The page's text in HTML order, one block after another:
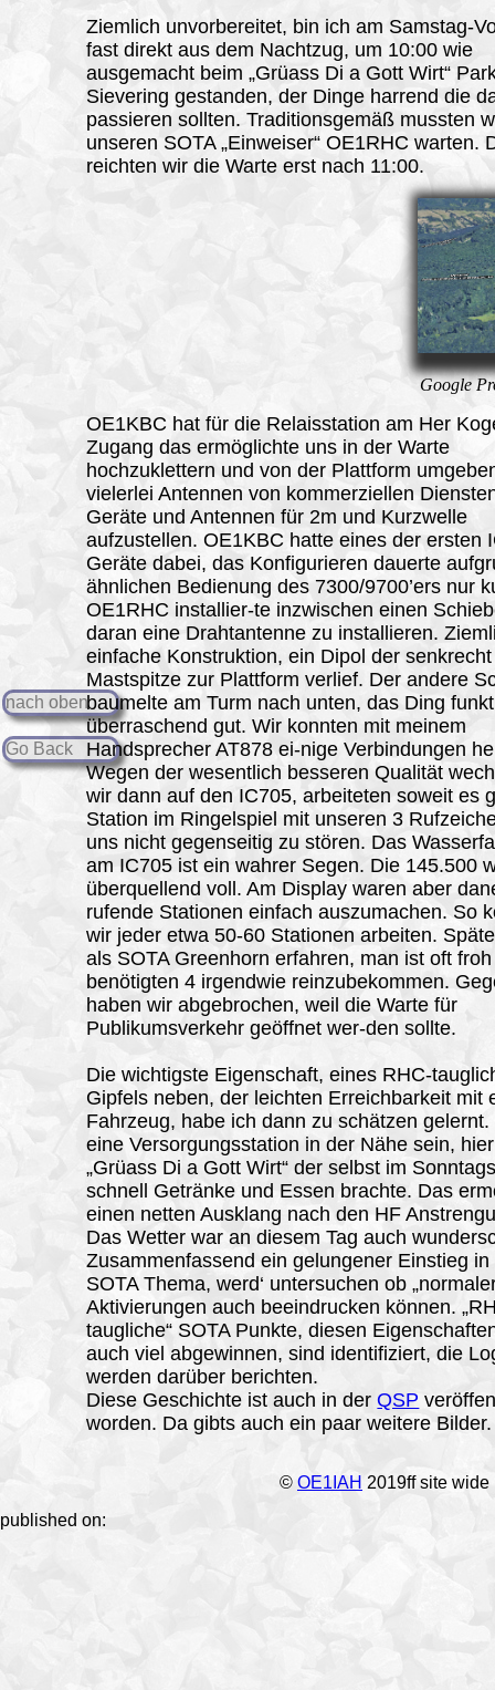
nach oben
Go Back
Ziemlich unvorbereitet, bin ich am Samstag-
fast direkt aus dem Nachtzug, um 10:00 wie
ausgemacht beim „Grüass Di a Gott Wirt“
Sievering gestanden, der Dinge harrend die
passieren sollten. Traditionsgemäß mussten
unseren SOTA „Einweiser“ OE1RHC warten.
reichten wir die Warte erst nach 11:00.
Google
OE1KBC hat für die Relaisstation am Her
Zugang das ermöglichte uns in der Warte
hochzuklettern und von der Plattform
vielerlei Antennen von kommerziellen
Geräte und Antennen für 2m und Kurzwelle
aufzustellen. OE1KBC hatte eines der ersten
Geräte dabei, das Konfigurieren dauerte
ähnlichen Bedienung des 7300/9700’ers nur
OE1RHC installier-te inzwischen einen
daran eine Drahtantenne zu installieren.
einfache Konstruktion, ein Dipol der
Mastspitze zur Plattform verlief. Der andere
baumelte am Turm nach unten, das Ding
überraschend gut. Wir konnten mit meinem
Handsprecher AT878 ei-nige Verbindungen
Wegen der wesentlich besseren Qualität
wir dann auf den IC705, arbeiteten soweit es
Station im Ringelspiel mit unseren 3
uns nicht gegenseitig zu stören. Das
am IC705 ist ein wahrer Segen. Die 145.500
überquellend voll. Am Display waren aber
rufende Stationen einfach auszumachen. So
wir jeder etwa 50-60 Stationen arbeiten.
als SOTA Greenhorn erfahren, man ist oft
benötigten 4 irgendwie reinzubekommen.
haben wir abgebrochen, weil die Warte für
Publikumsverkehr geöffnet wer-den sollte.
Die wichtigste Eigenschaft, eines RHC-
Gipfels neben, der leichten Erreichbarkeit mit
Fahrzeug, habe ich dann zu schätzen
eine Versorgungsstation in der Nähe sein,
„Grüass Di a Gott Wirt“ der selbst im
schnell Getränke und Essen brachte. Das
einen netten Ausklang nach den HF
Das Wetter war an diesem Tag auch
Zusammenfassend ein gelungener Einstieg in
SOTA Thema, werd‘ untersuchen ob
Aktivierungen auch beeindrucken können.
taugliche“ SOTA Punkte, diesen
auch viel abgewinnen, sind identifiziert, die
werden darüber berichten.
Diese Geschichte ist auch in derQSP
worden. Da gibts auch ein paar weitere Bilder.
© OE1IAH 2019ff site
published on: